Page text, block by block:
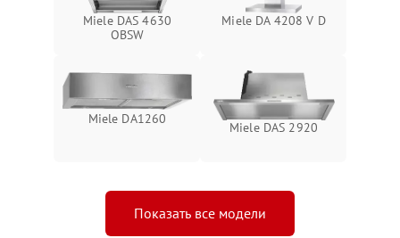
Miele DAS 4630
OBSW
Miele DA 4208 V D
Miele DA1260
Miele DAS 2920
Показать все модели